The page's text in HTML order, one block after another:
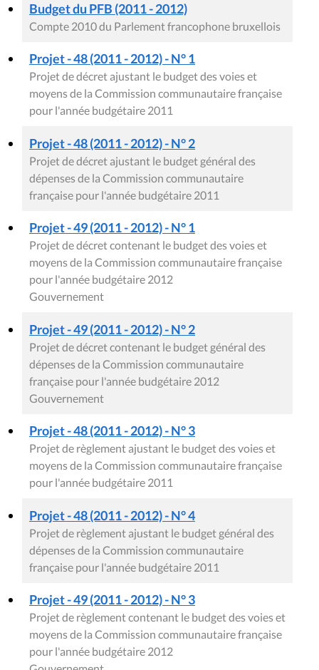
Budget du PFB (2011 - 2012)
Compte 2010 du Parlement francophone bruxellois
Projet - 48 (2011 - 2012) - N° 1
Projet de décret ajustant le budget des voies et
moyens de la Commission communautaire française
pour l'année budgétaire 2011
Projet - 48 (2011 - 2012) - N° 2
Projet de décret ajustant le budget général des
dépenses de la Commission communautaire
française pour l'année budgétaire 2011
Projet - 49 (2011 - 2012) - N° 1
Projet de décret contenant le budget des voies et
moyens de la Commission communautaire française
pour l'année budgétaire 2012
Gouvernement
Projet - 49 (2011 - 2012) - N° 2
Projet de décret contenant le budget général des
dépenses de la Commission communautaire
française pour l'année budgétaire 2012
Gouvernement
Projet - 48 (2011 - 2012) - N° 3
Projet de règlement ajustant le budget des voies et
moyens de la Commission communautaire française
pour l'année budgétaire 2011
Projet - 48 (2011 - 2012) - N° 4
Projet de règlement ajustant le budget général des
dépenses de la Commission communautaire
française pour l'année budgétaire 2011
Projet - 49 (2011 - 2012) - N° 3
Projet de règlement contenant le budget des voies et
moyens de la Commission communautaire française
pour l'année budgétaire 2012